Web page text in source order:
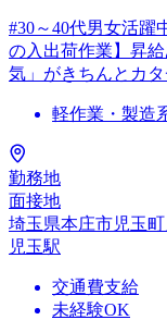
#30～40代男女活躍
の入出荷作業】昇
気」がきちんとカ
軽作業・製造
勤務地
面接地
埼玉県本庄市児玉町
児玉駅
交通費支給
未経験OK